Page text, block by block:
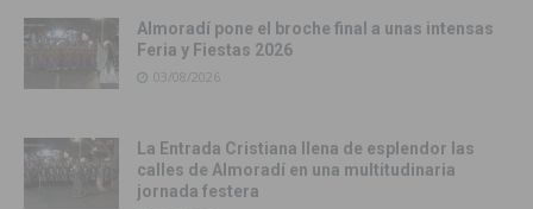
Almoradí pone el broche final a unas intensas
Feria y Fiestas 2026
03/08/2026
La Entrada Cristiana llena de esplendor las
calles de Almoradí en una multitudinaria
jornada festera